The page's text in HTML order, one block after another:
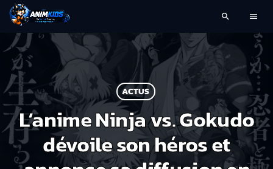
search menu
ACTUS
L’anime Ninja vs. Gokudo
dévoile son héros et